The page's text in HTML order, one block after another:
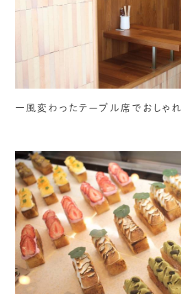
一風変わったテーブル席でおしゃれ